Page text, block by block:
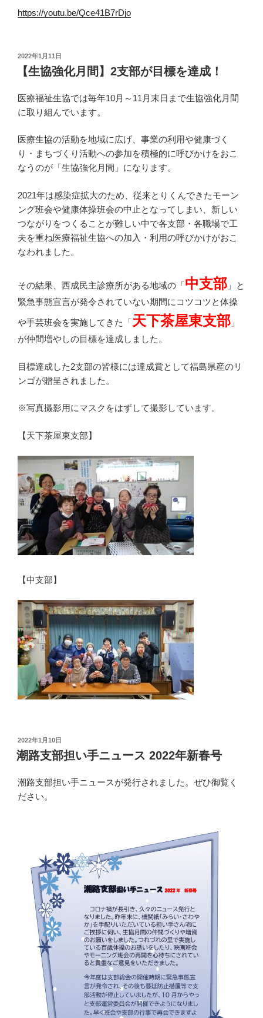
https://youtu.be/Qce41B7rDjo
投
日:
2022年1月11日
【生協強化月間】2支部が目標を達成！
医療福祉生協では毎年10月～11月末日まで生協強化月間
に取り組んでいます。
医療生協の活動を地域に広げ、事業の利用や健康づく
り・まちづくり活動への参加を積極的に呼びかけをおこ
なうのが「生協強化月間」になります。
2021年は感染症拡大のため、従来とりくんできたモーン
ング班会や健康体操班会の中止となってしまい、新しい
つながりをつくることが難しい中で各支部・各職場で工
夫を重ね医療福祉生協への加入・利用の呼びかけがおこ
なわれました。
その結果、西成民主診療所がある地域の「中支部 」と
緊急事態宣言が発令されていない期間にコツコツと体操
や手芸班会を実施してきた「天下茶屋東支部 」
が仲間増やしの目標を達成しました。
目標達成した2支部の皆様には達成賞として福島県産のリ
ンゴが贈呈されました。
※写真撮影用にマスクをはずして撮影しています。
【天下茶屋東支部】
【中支部】
投
稿
日:
2022年1月10日
潮路支部担い手ニュース 2022年新春号
潮路支部担い手ニュースが発行されました。ぜひ御覧く
ださい。